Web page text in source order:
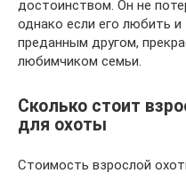
достоинством. Он не
однако если его любить
преданным другом,
любимчиком семьи.
Сколько стоит
для охоты
Стоимость взрослой